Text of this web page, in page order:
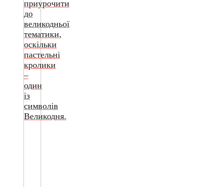
приурочити
до
великодньої
тематики,
оскільки
пастельні
кролики
–
один
із
символів
Великодня.